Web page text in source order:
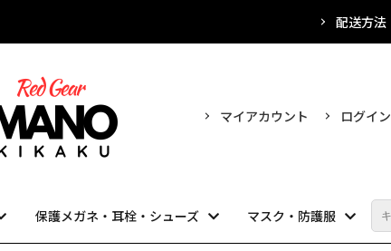
配送方法
マイアカウント ログイン
保護メガネ・耳栓・シューズ マスク・防護服